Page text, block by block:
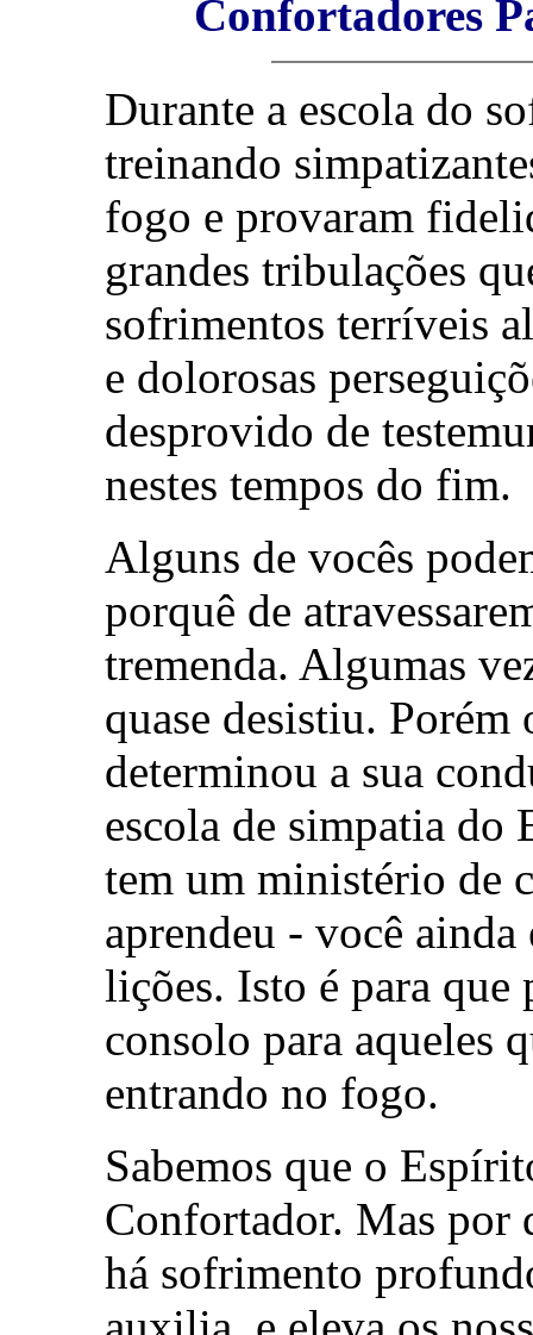
Confortadores
Durante a escola do
treinando
fogo e provaram
grandes tribulações
sofrimentos terríveis
e dolorosas
desprovido de
nestes tempos do fim.
Alguns de vocês
porquê de
tremenda. Algumas
quase desistiu.
determinou a sua
escola de simpatia do
tem um ministério de
aprendeu - você ainda
lições. Isto é para que
consolo para aqueles
entrando no fogo.
Sabemos que o
Confortador. Mas por
há sofrimento